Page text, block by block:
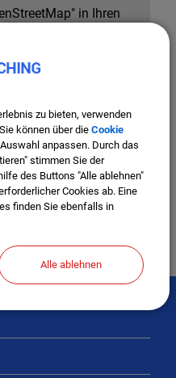
in Ihren
zu bieten, verwenden
können über die Cookie
anpassen. Durch das
stimmen Sie der
des Buttons "Alle ablehnen"
Cookies ab. Eine
finden Sie ebenfalls in
Alle ablehnen